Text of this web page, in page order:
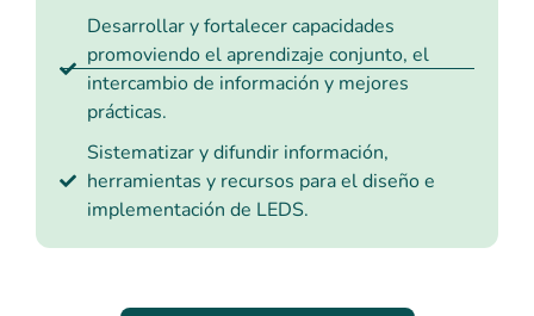
Desarrollar y fortalecer capacidades
promoviendo el aprendizaje conjunto, el
intercambio de información y mejores
prácticas.
Sistematizar y difundir información,
herramientas y recursos para el diseño e
implementación de LEDS.